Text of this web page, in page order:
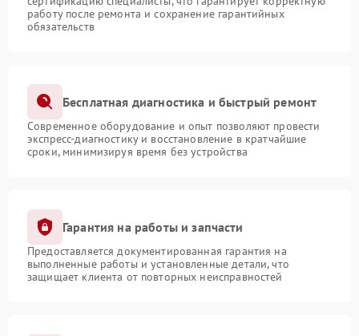
работу после ремонта и сохранение гарантийных
обязательств
Бесплатная диагностика и быстрый ремонт
Современное оборудование и опыт позволяют провести
экспресс-диагностику и восстановление в кратчайшие
сроки, минимизируя время без устройства
Гарантия на работы и запчасти
Предоставляется документированная гарантия на
выполненные работы и установленные детали, что
защищает клиента от повторных неисправностей